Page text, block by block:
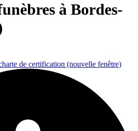
à Bordes-
de certification (nouvelle fenêtre)